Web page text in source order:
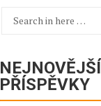
Search
NEJNOVĚJŠÍ
PŘÍSPĚVKY